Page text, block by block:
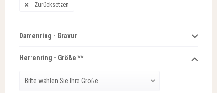
Zurücksetzen
Damenring - Gravur
Herrenring - Größe **